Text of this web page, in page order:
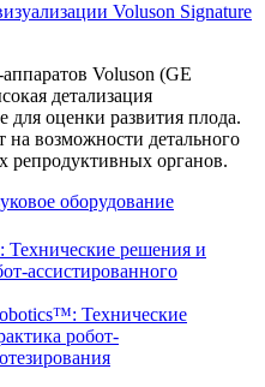
Voluson Signature
Voluson (GE
детализация
для оценки развития плода.
на возможности детального
репродуктивных органов.
оборудование
Технические
робот-